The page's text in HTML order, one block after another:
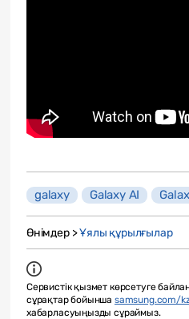
galaxy Galaxy AI
Өнімдер >Ұялы құрылғылар
Сервистік қызмет көрсетуге
сұрақтар бойынша samsung.com/
хабарласуыңызды сұраймыз.